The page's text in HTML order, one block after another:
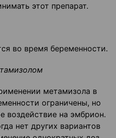
этот препарат.
во время беременности.
метамизола в
ограничены, но
воздействие на эмбрион.
нет других вариантов